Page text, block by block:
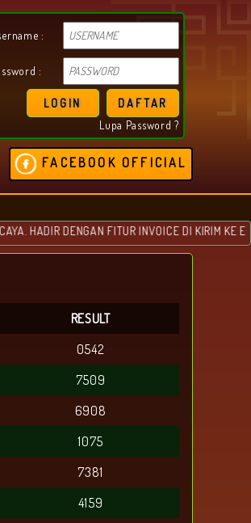
:
:
LOGIN
DAFTAR
Lupa Password ?
FACEBOOK OFFICIAL
DENGAN FITUR INVOICE DI KIRIM KE
RESULT
0542
7509
6908
1075
7381
4159